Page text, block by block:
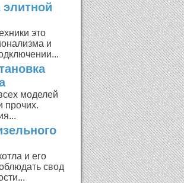
элитной
это
и
моделей
прочих.
и его
свод